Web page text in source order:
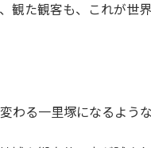
観た観客も、これが世
る一里塚になるような